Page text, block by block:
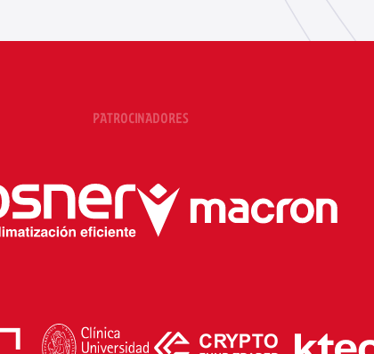
PATROCINADORES